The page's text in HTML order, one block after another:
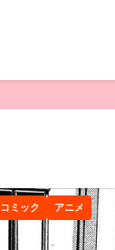
コミック アニメ